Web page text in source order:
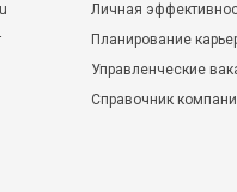
Личная
Планирование
Управленческие
Справочник